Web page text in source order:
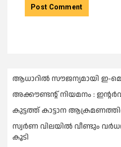
ആധാറിൽ സൗജന്യമായി ഇ-
അക്കൗണ്ടന്റ് നിയമനം :
കുട്ടത്ത് കാട്ടാന
സ്വർണ വിലയില്‍ വീണ്ടും
കൂടി